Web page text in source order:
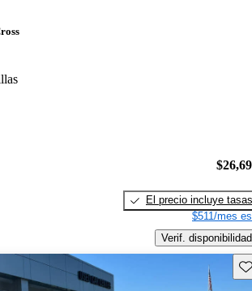
El precio incluye tasas
$511/mes
Verif. disponibilidad